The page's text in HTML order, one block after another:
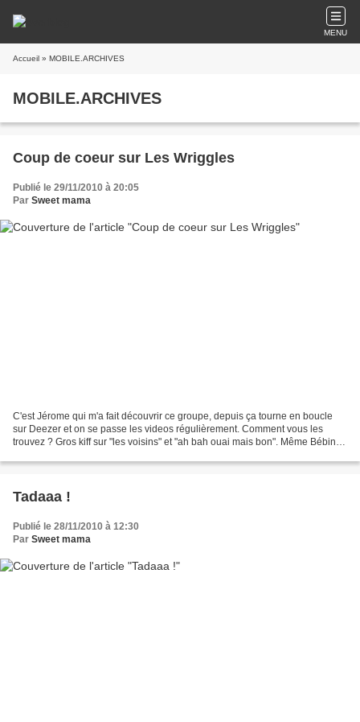
MENU
Accueil » MOBILE.ARCHIVES
MOBILE.ARCHIVES
Coup de coeur sur Les Wriggles
Publié le 29/11/2010 à 20:05
Par Sweet mama
C'est Jérome qui m'a fait découvrir ce groupe, depuis ça tourne en boucle
sur Deezer et on se passe les videos régulièrement. Comment vous les
trouvez ? Gros kiff sur "les voisins" et "ah bah ouai mais bon". Même Bébinou
Tadaaa !
Publié le 28/11/2010 à 12:30
Par Sweet mama